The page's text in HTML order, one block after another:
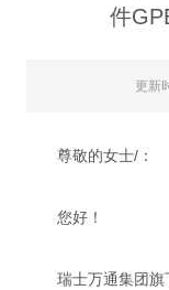
件
更新
尊敬的女士/：
您好！
瑞士万通集团旗